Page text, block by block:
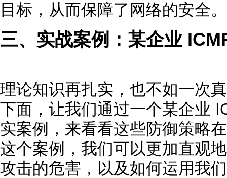
目标，从而保障了网络的安全。
三、实战案例：某企业
理论知识再扎实，也不如一次
下面，让我们通过一个某企业
实案例，来看看这些防御策略
这个案例，我们可以更加直观
攻击的危害，以及如何运用我